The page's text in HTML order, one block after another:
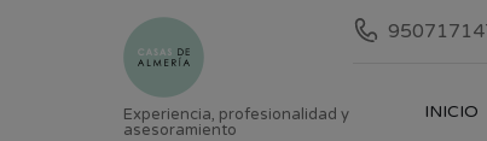
Experiencia, profesionalidad y
asesoramiento
INICIO